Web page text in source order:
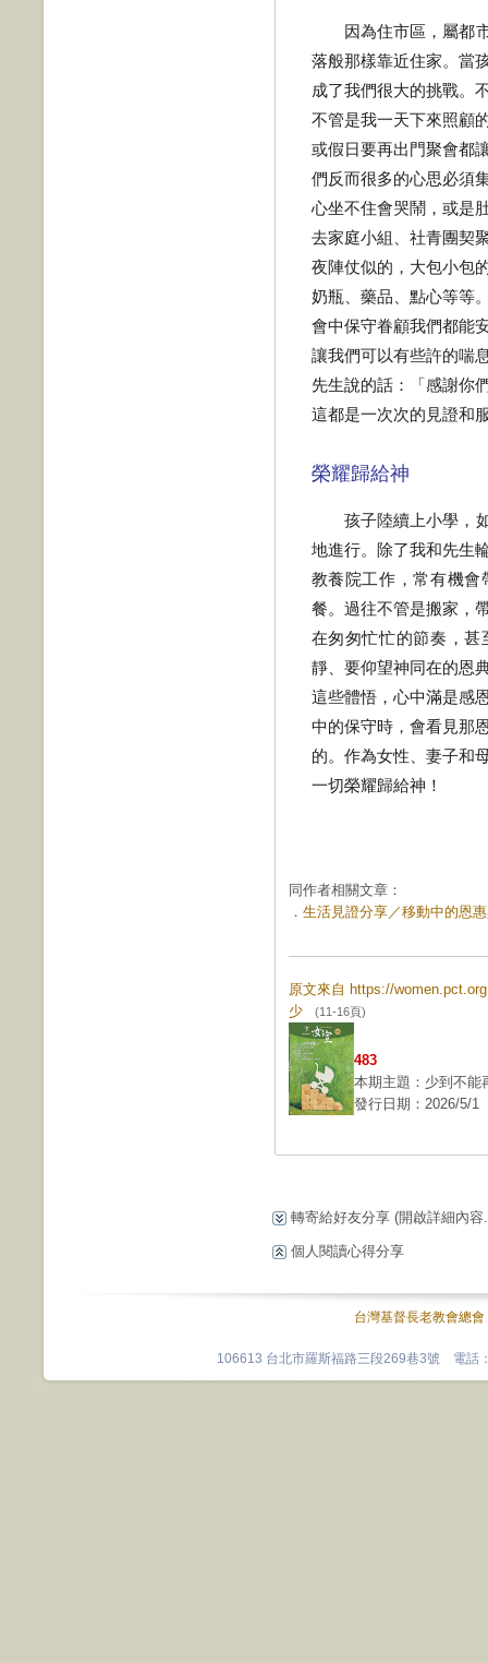
因為住市區，屬都
落般那樣靠近住家。當
成了我們很大的挑戰。
不管是我一天下來照顧
或假日要再出門聚會都
們反而很多的心思必須
心坐不住會哭鬧，或是
去家庭小組、社青團契
夜陣仗似的，大包小包
奶瓶、藥品、點心等等
會中保守眷顧我們都能
讓我們可以有些許的喘
先生說的話：「感謝你
這都是一次次的見證和
榮耀歸給神
孩子陸續上小學，
地進行。除了我和先生
教養院工作，常有機
餐。過往不管是搬家，
在匆匆忙忙的節奏，
靜、要仰望神同在的恩
這些體悟，心中滿是感
中的保守時，會看見那
的。作為女性、妻子和
一切榮耀歸給神！
同作者相關文章：
． 生活見證分享／移動中的恩
原文來自 https://
少 (11-16頁)
483
本期主題：少到不能
發行日期：2026/5/1
轉寄給好友分享 (開啟詳細內容
個人閱讀心得分享
台灣基督長老教會總會
106613 台北市羅斯福路三段269巷3號 電